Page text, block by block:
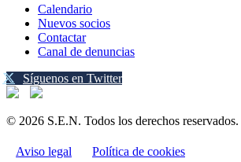
Calendario
Nuevos socios
Contactar
Canal de denuncias
Síguenos en Twitter
© 2026 S.E.N. Todos los derechos reservados.
Aviso legal Política de cookies